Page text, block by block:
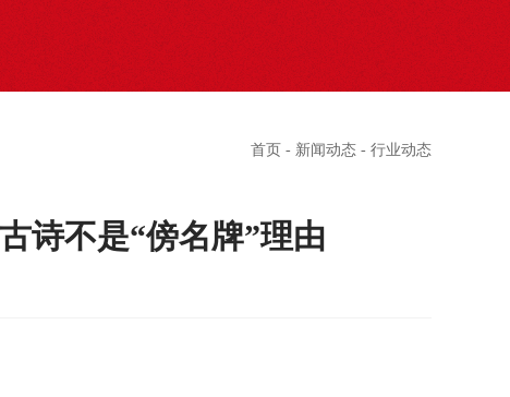
首页 - 新闻动态 - 行业动态
诗不是“傍名牌”理由